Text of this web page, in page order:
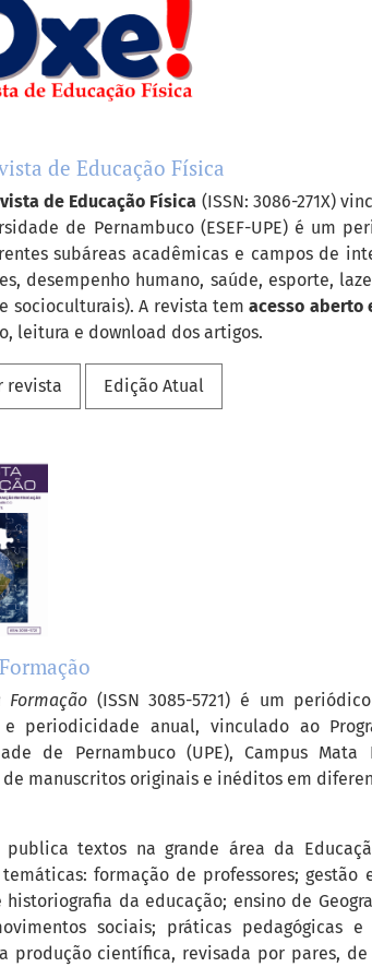
de Educação Física
de Educação Física (ISSN: 3086-271X)
de Pernambuco (ESEF-UPE) é um
subáreas acadêmicas e campos de
desempenho humano, saúde, esporte,
socioculturais). A revista tem acesso aberto
leitura e download dos artigos.
revista Edição Atual
Formação (ISSN 3085-5721) é um
periodicidade anual, vinculado ao
de Pernambuco (UPE), Campus
manuscritos originais e inéditos em
publica textos na grande área da
temáticas: formação de professores;
da educação; ensino de
sociais; práticas pedagógicas
produção científica, revisada por pares,